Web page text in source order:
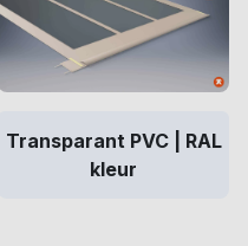
Transparant PVC | RAL
kleur